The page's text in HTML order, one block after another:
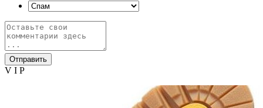
Отправить
V I P